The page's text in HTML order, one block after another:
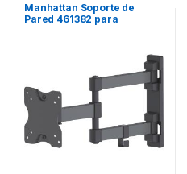
Manhattan Soporte de
Pared 461382 para
ARTICULADO 13 A 27 20KG